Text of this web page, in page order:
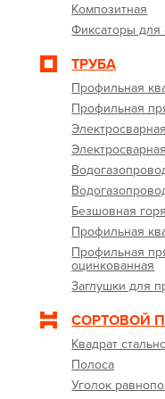
Композитная
Фиксаторы для
ТРУБА
Профильная
Профильная
Электросварная
Безшовная
Профильная
Профильная
оцинкованная
Заглушки для
СОРТОВОЙ
Квадрат
Полоса
Уголок